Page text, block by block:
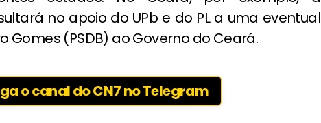
no apoio do UPb e do PL a uma eventual
Gomes (PSDB) ao Governo do Ceará.
o canal do CN7 no Telegram